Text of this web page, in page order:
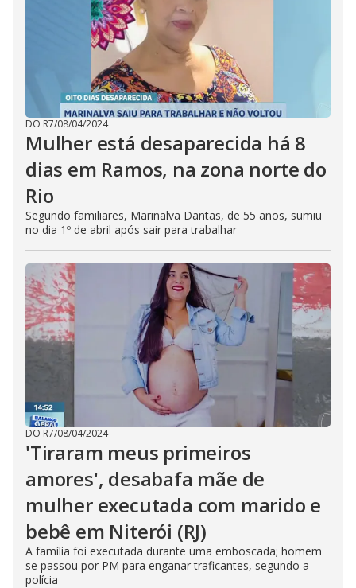
DO R7/08/04/2024
Mulher está desaparecida há 8
dias em Ramos, na zona norte do
Rio
Segundo familiares, Marinalva Dantas, de 55 anos, sumiu
no dia 1º de abril após sair para trabalhar
DO R7/08/04/2024
'Tiraram meus primeiros
amores', desabafa mãe de
mulher executada com marido e
bebê em Niterói (RJ)
A família foi executada durante uma emboscada; homem
se passou por PM para enganar traficantes, segundo a
polícia